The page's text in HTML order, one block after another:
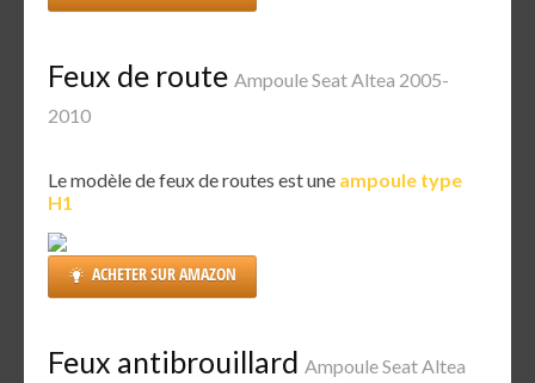
Feux de route Ampoule Seat Altea 2005-
2010
Le modèle de feux de routes est une ampoule type
H1
ACHETER SUR AMAZON
Feux antibrouillard Ampoule Seat Altea